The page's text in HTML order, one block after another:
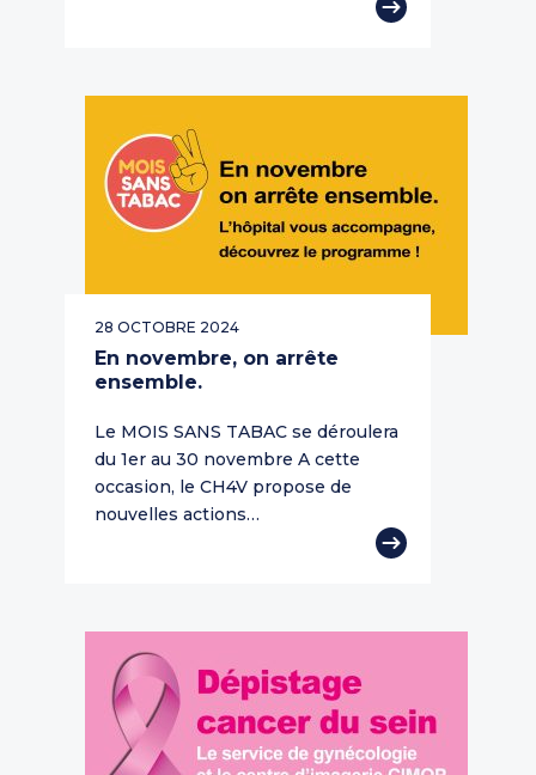
28 OCTOBRE 2024
En novembre, on arrête
ensemble.
Le MOIS SANS TABAC se déroulera
du 1er au 30 novembre A cette
occasion, le CH4V propose de
nouvelles actions…